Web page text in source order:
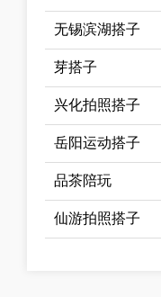
无锡滨湖搭子
芽搭子
兴化拍照搭子
岳阳运动搭子
品茶陪玩
仙游拍照搭子